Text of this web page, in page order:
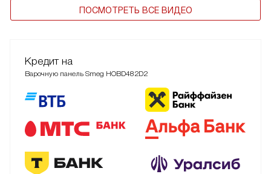
ПОСМОТРЕТЬ ВСЕ ВИДЕО
Кредит на
Варочную панель Smeg HOBD482D2